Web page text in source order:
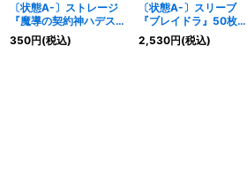
〔状態A-〕ストレージ
『魔導の契約神ハデス
(PB40)』【-】{-}《サ
プライ》
350円(税込)
〔状態A-〕スリーブ
『ブレイドラ』50枚
【-】{-}《サプライ》
2,530円(税込)